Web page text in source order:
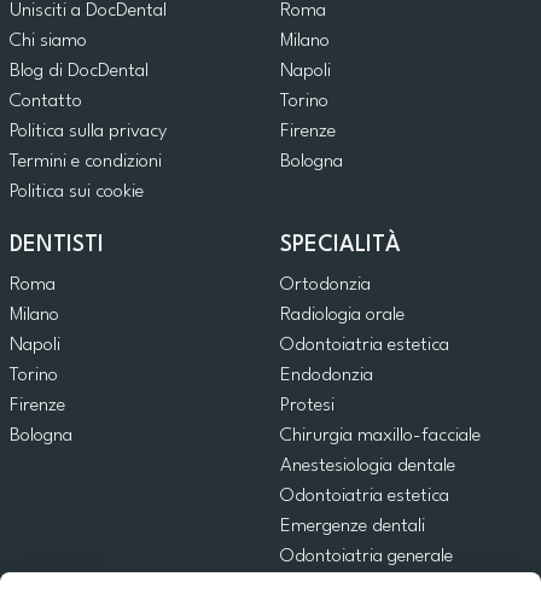
Unisciti a DocDental
Chi siamo
Blog di DocDental
Contatto
Politica sulla privacy
Termini e condizioni
Politica sui cookie
Roma
Milano
Napoli
Torino
Firenze
Bologna
DENTISTI
Roma
Milano
Napoli
Torino
Firenze
Bologna
SPECIALITÀ
Ortodonzia
Radiologia orale
Odontoiatria estetica
Endodonzia
Protesi
Chirurgia maxillo-facciale
Anestesiologia dentale
Odontoiatria estetica
Emergenze dentali
Odontoiatria generale